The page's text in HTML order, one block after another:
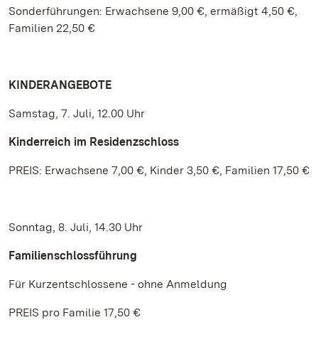
Sonderführungen: Erwachsene 9,00 €, ermäßigt 4,50 €,
Familien 22,50 €
KINDERANGEBOTE
Samstag, 7. Juli, 12.00 Uhr
Kinderreich im Residenzschloss
PREIS: Erwachsene 7,00 €, Kinder 3,50 €, Familien 17,50 €
Sonntag, 8. Juli, 14.30 Uhr
Familienschlossführung
Für Kurzentschlossene - ohne Anmeldung
PREIS pro Familie 17,50 €